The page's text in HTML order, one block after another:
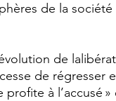
de la
de
de régresser
à l’accusé